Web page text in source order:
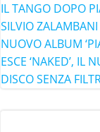
IL TANGO DOPO
SILVIO
NUOVO ALBUM
ESCE ‘NAKED’, IL
DISCO SENZA